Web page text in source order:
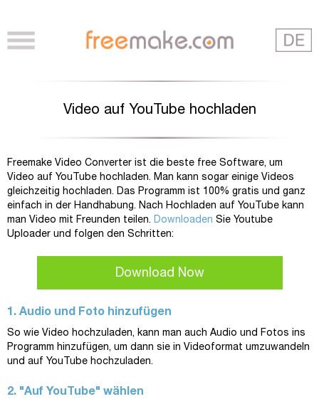
Video auf YouTube hochladen
Freemake Video Converter ist die beste free Software, um
Video auf YouTube hochladen. Man kann sogar einige Videos
gleichzeitig hochladen. Das Programm ist 100% gratis und ganz
einfach in der Handhabung. Nach Hochladen auf YouTube kann
man Video mit Freunden teilen. Downloaden Sie Youtube
Uploader und folgen den Schritten:
Download Now
1. Audio und Foto hinzufügen
So wie Video hochzuladen, kann man auch Audio und Fotos ins
Programm hinzufügen, um dann sie in Videoformat umzuwandeln
und auf YouTube hochzuladen.
2. "Auf YouTube" wählen